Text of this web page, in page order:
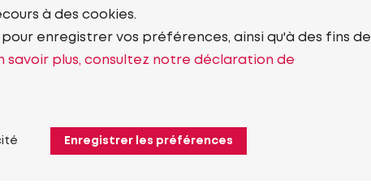
à des cookies.
enregistrer vos préférences, ainsi qu'à des fins de
savoir plus, consultez notre déclaration de
Enregistrer les préférences